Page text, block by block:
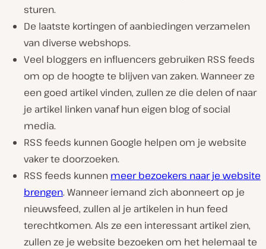
sturen.
De laatste kortingen of aanbiedingen verzamelen
van diverse webshops.
Veel bloggers en influencers gebruiken RSS feeds
om op de hoogte te blijven van zaken. Wanneer ze
een goed artikel vinden, zullen ze die delen of naar
je artikel linken vanaf hun eigen blog of social
media.
RSS feeds kunnen Google helpen om je website
vaker te doorzoeken.
RSS feeds kunnen meer bezoekers naar je website
brengen. Wanneer iemand zich abonneert op je
nieuwsfeed, zullen al je artikelen in hun feed
terechtkomen. Als ze een interessant artikel zien,
zullen ze je website bezoeken om het helemaal te